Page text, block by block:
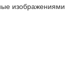
изображениями